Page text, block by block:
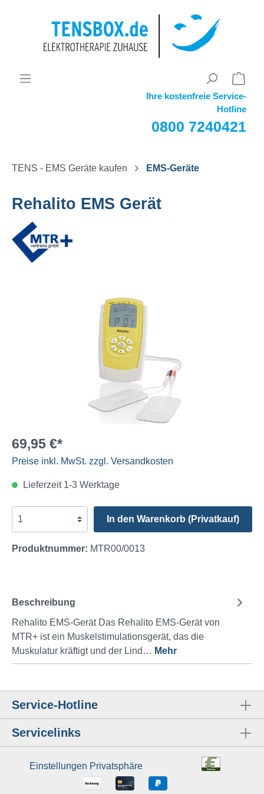
Ihre kostenfreie Service-
Hotline
0800 7240421
TENS - EMS Geräte kaufen EMS-Geräte
Rehalito EMS Gerät
69,95 €*
Preise inkl. MwSt. zzgl. Versandkosten
Lieferzeit 1-3 Werktage
In den Warenkorb (Privatkauf)
Produktnummer: MTR00/0013
Beschreibung
Rehalito EMS-Gerät Das Rehalito EMS-Gerät von
MTR+ ist ein Muskelstimulationsgerät, das die
Muskulatur kräftigt und der Lind… Mehr
Service-Hotline
Servicelinks
Einstellungen Privatsphäre